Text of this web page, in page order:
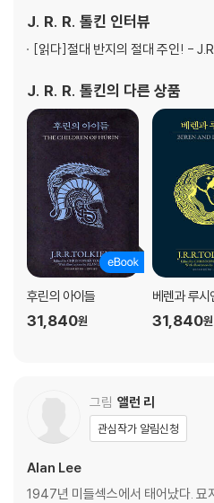
을 키웠으며 '요정'들의 언어를 만들면
J. R. R. 톨킨 인터뷰
[읽다]절대 반지의 절대 주인! -
J. R. R. 톨킨의 다른 상품
후린의 아이들
31,840원
베렌과 루시
31,840원
그림 앨런 리
관심작가 알림신청
Alan Lee
1947년 미들섹스에서 태어났다. 묘